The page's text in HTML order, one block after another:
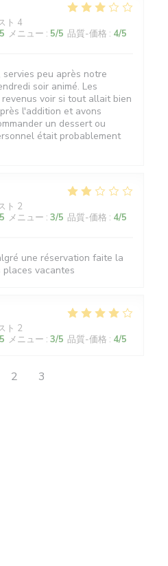
ト 4
メニュー : 5/5 品質-価格 : 4/5
peu après notre
soir animé. Les
voir si tout allait bien
l'addition et avons
un dessert ou
était probablement
ト 2
メニュー : 3/5 品質-価格 : 4/5
une réservation faite la
places vacantes
ト 2
メニュー : 3/5 品質-価格 : 4/5
2 3